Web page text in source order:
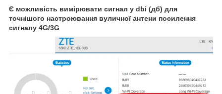
Є можливість вимірювати сигнал у dbi (дб) для
точнішого настроювання вуличної антени посилення
сигналу 4G/3G